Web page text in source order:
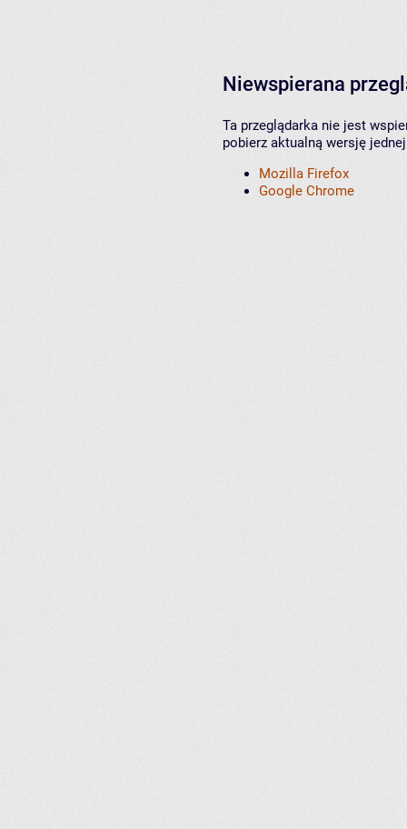
Niewspierana
Ta przeglądarka nie jest
pobierz aktualną wersję
Mozilla Firefox
Google Chrome